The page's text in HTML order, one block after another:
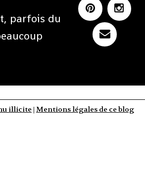
parfois du
illicite | Mentions légales de ce blog